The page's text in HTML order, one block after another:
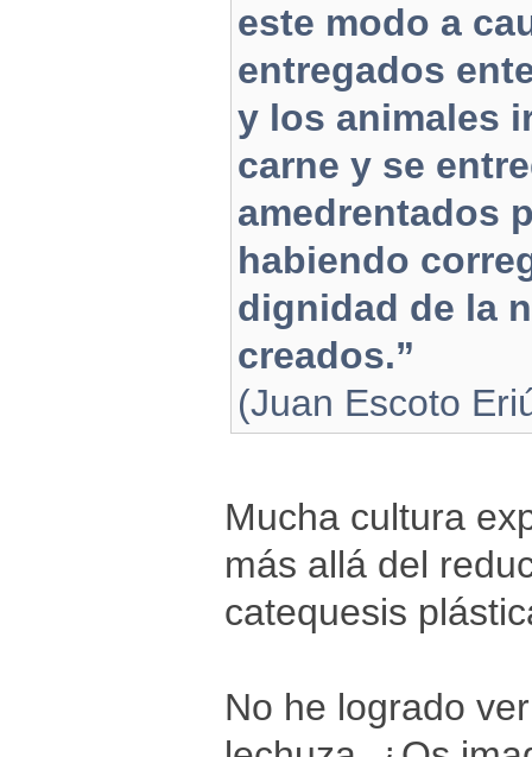
este modo a
entregados
y los animales
carne y se
amedrentados
habiendo
dignidad de la
creados.”
(Juan Escoto
Mucha cultura
más allá del
catequesis
No he logrado